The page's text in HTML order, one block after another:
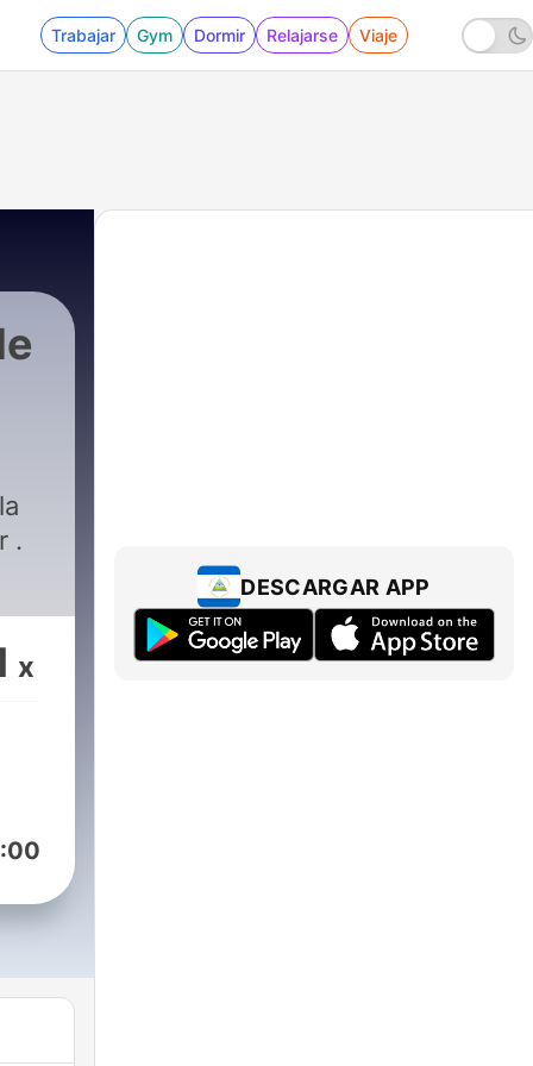
Trabajar Gym Dormir Relajarse Viaje
.
x
DESCARGAR APP